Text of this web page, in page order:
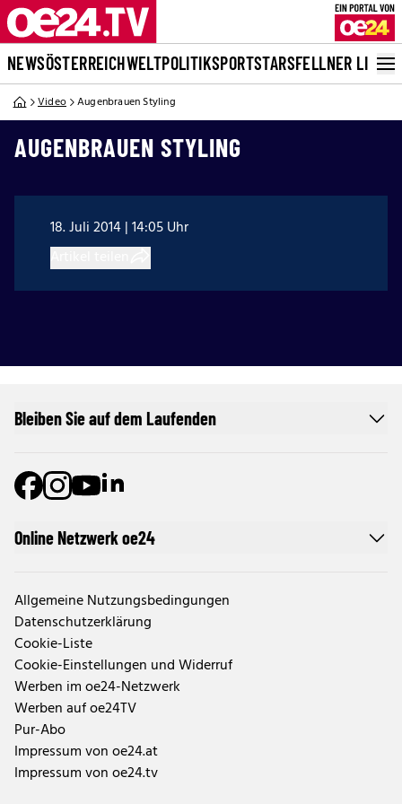
NEWSÖSTERREICHWELTPOLITIKSPORTSTARSFELLNER LIVE
Video Augenbrauen Styling
AUGENBRAUEN STYLING
18. Juli 2014 | 14:05 Uhr
Online Netzwerk oe24
Allgemeine Nutzungsbedingungen
Datenschutzerklärung
Cookie-Liste
Cookie-Einstellungen und Widerruf
Werben im oe24-Netzwerk
Werben auf oe24TV
Pur-Abo
Impressum von oe24.at
Impressum von oe24.tv
Bleiben Sie auf dem Laufenden